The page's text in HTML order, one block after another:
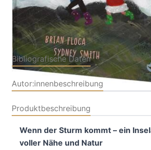
Hardcover
ISBN:
Bibliografische Daten
Autor:innenbeschreibung
Produktbeschreibung
Wenn der Sturm kommt – ein
voller Nähe und Natur